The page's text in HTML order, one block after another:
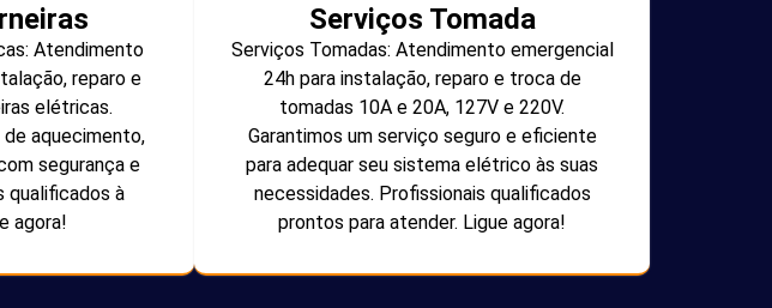
Atendimento
reparo e
elétricas.
aquecimento,
segurança e
qualificados à
agora!
Serviços Tomada
Serviços Tomadas: Atendimento emergencial
24h para instalação, reparo e troca de
tomadas 10A e 20A, 127V e 220V.
Garantimos um serviço seguro e eficiente
para adequar seu sistema elétrico às suas
necessidades. Profissionais qualificados
prontos para atender. Ligue agora!